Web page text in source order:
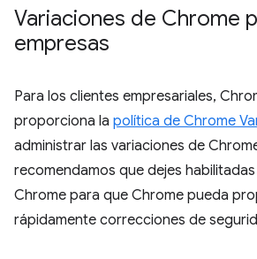
Variaciones de Chrome
empresas
Para los clientes empresariales,
proporciona la política de Chrome
administrar las variaciones de
recomendamos que dejes
Chrome para que Chrome pueda
rápidamente correcciones de